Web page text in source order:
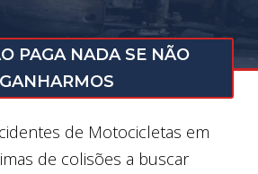
PAGA NADA SE NÃO
GANHARMOS
de Motocicletas em
de colisões a buscar